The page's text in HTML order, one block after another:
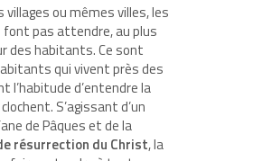
villages ou mêmes villes, les
font pas attendre, au plus
des habitants. Ce sont
qui vivent près des
l’habitude d’entendre la
S’agissant d’un
de Pâques et de la
résurrection du Christ, la